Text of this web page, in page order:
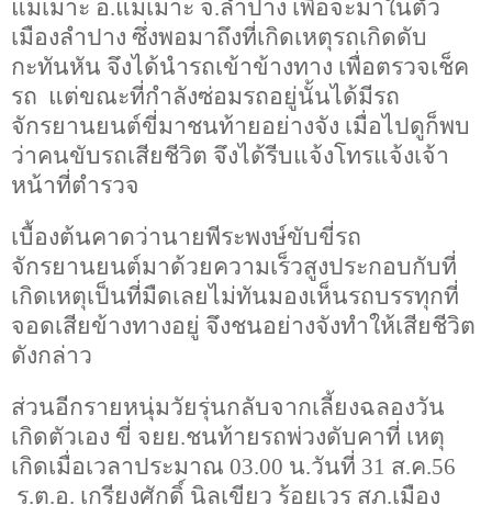
แม่เมาะ อ.แม่เมาะ จ.ลำปาง เพื่อจะมาในตัว
เมืองลำปาง ซึ่งพอมาถึงที่เกิดเหตุรถเกิดดับ
กะทันหัน จึงได้นำรถเข้าข้างทาง เพื่อตรวจเช็ค
รถ แต่ขณะที่กำลังซ่อมรถอยู่นั้นได้มีรถ
จักรยานยนต์ขี่มาชนท้ายอย่างจัง เมื่อไปดูก็พบ
ว่าคนขับรถเสียชีวิต จึงได้รีบแจ้งโทรแจ้งเจ้า
หน้าที่ตำรวจ
เบื้องต้นคาดว่านายพีระพงษ์ขับขี่รถ
จักรยานยนต์มาด้วยความเร็วสูงประกอบกับที่
เกิดเหตุเป็นที่มืดเลยไม่ทันมองเห็นรถบรรทุกที่
จอดเสียข้างทางอยู่ จึงชนอย่างจังทำให้เสียชีวิต
ดังกล่าว
ส่วนอีกรายหนุ่มวัยรุ่นกลับจากเลี้ยงฉลองวัน
เกิดตัวเอง ขี่ จยย.ชนท้ายรถพ่วงดับคาที่ เหตุ
เกิดเมื่อเวลาประมาณ 03.00 น.วันที่ 31 ส.ค.56
ร.ต.อ. เกรียงศักดิ์ นิลเขียว ร้อยเวร สภ.เมือง